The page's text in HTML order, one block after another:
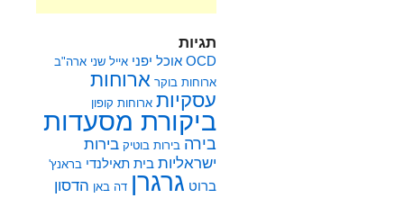
תגיות
OCD אוכל יפני אייל שני ארה"ב
ארוחות בוקר ארוחות
עסקיות ארוחות קופון
ביקורת מסעדות
בירה בירות בוטיק בירות
ישראליות בית תאילנדי בראנץ'
ברוט גרגרן דה באן הדסון